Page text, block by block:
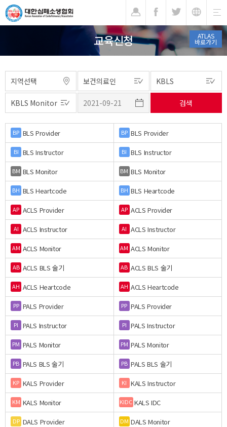
ATLAS
바로가기
교육신청
BP BLS Provider BP BLS Provider
BI BLS Instructor BI BLS Instructor
BM BLS Monitor BM BLS Monitor
BH BLS Heartcode BH BLS Heartcode
AP ACLS Provider AP ACLS Provider
AI ACLS Instructor AI ACLS Instructor
AM ACLS Monitor AM ACLS Monitor
AB ACLS BLS 술기 AB ACLS BLS 술기
AH ACLS Heartcode AH ACLS Heartcode
PP PALS Provider PP PALS Provider
PI PALS Instructor PI PALS Instructor
PM PALS Monitor PM PALS Monitor
PB PALS BLS 술기 PB PALS BLS 술기
KP KALS Provider KI KALS Instructor
KM KALS Monitor KIDC KALS IDC
DP DALS Provider DM DALS Monitor